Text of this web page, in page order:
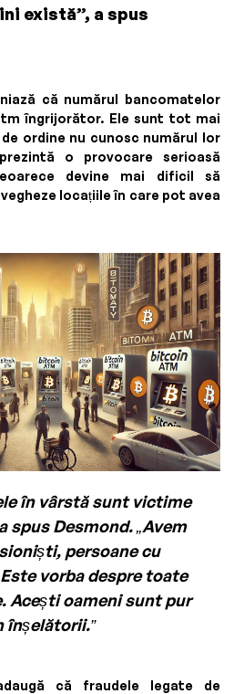
există”, a spus
că numărul bancomatelor
îngrijorător. Ele sunt tot mai
ordine nu cunosc numărul lor
o provocare serioasă
devine mai dificil să
locațiile în care pot avea
în vârstă sunt victime
spus Desmond. „Avem
persoane cu
vorba despre toate
Acești oameni sunt pur
înșelătorii.”
că fraudele legate de